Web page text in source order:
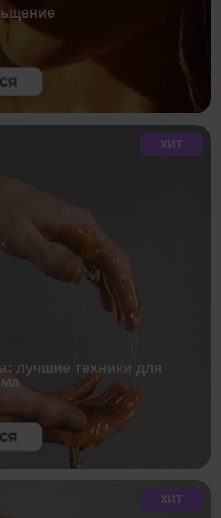
лучшие техники для
ХИТ
ХИТ